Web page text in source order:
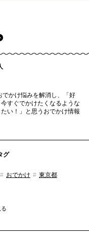
でかけ悩みを解消し、「好
すぐでかけたくなるような
い！」と思うおでかけ情報
グ
おでかけ
東京都